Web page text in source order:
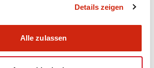
Details zeigen
Alle zulassen